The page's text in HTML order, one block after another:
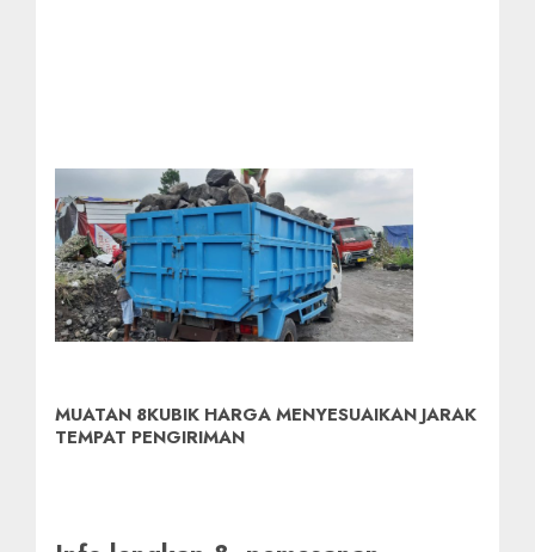
MUATAN 8KUBIK HARGA MENYESUAIKAN JARAK
TEMPAT PENGIRIMAN